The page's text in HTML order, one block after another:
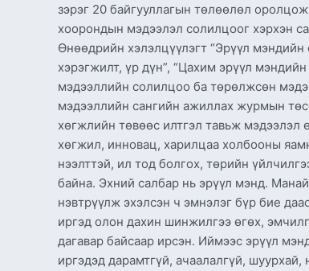
зэрэг 20 байгууллагын төлөөлөл
хоорондын мэдээлэл солилцоог хэрхэн
Өнөөдрийн хэлэлцүүлэгт “Эрүүл
хэрэгжилт, үр дүн”, “Цахим эрүүл
мэдээллийн солилцоо ба төрөлжсөн
мэдээллийн сангийн ажиллах журмын
хөгжлийн төвөөс илтгэл тавьж
хөгжил, инновац, харилцаа холбооны
нээлттэй, ил тод болгох, төрийн
байна. Эхний салбар нь эрүүл мэнд.
нэвтрүүлж эхэлсэн ч эмнэлэг бүр бие
иргэд олон дахин шинжилгээ өгөх,
дагавар байсаар ирсэн. Иймээс эрүүл
иргэдэд дарамтгүй, ачаалалгүй, шуурхай,